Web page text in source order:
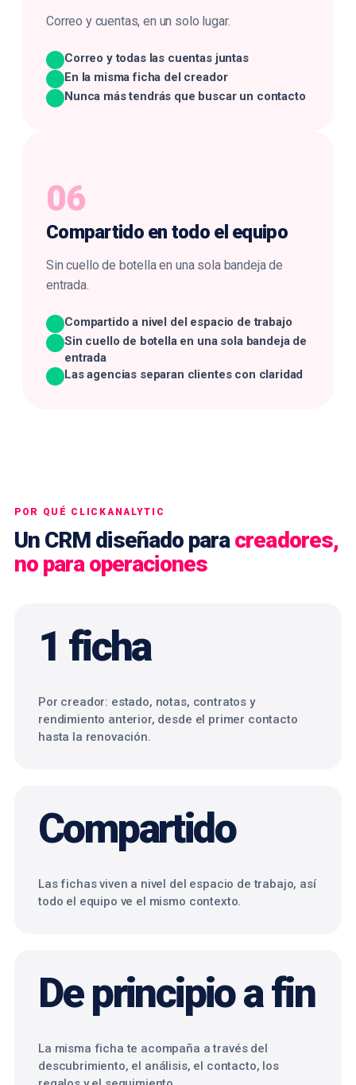
Correo y cuentas, en un solo lugar.
Correo y todas las cuentas juntas
En la misma ficha del creador
Nunca más tendrás que buscar un contacto
06
Compartido en todo el equipo
Sin cuello de botella en una sola bandeja de
entrada.
Compartido a nivel del espacio de trabajo
Sin cuello de botella en una sola bandeja de
entrada
Las agencias separan clientes con claridad
POR QUÉ CLICKANALYTIC
Un CRM diseñado paracreadores,
no para operaciones
1 ficha
Por creador: estado, notas, contratos y
rendimiento anterior, desde el primer contacto
hasta la renovación.
Compartido
Las fichas viven a nivel del espacio de trabajo, así
todo el equipo ve el mismo contexto.
De principio a fin
La misma ficha te acompaña a través del
descubrimiento, el análisis, el contacto, los